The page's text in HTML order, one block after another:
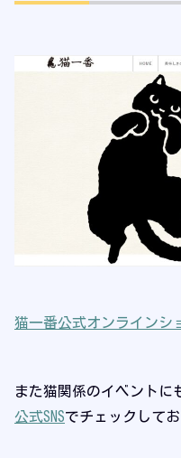
猫一番公式オンラインシ
また猫関係のイベントに
公式SNSでチェックして